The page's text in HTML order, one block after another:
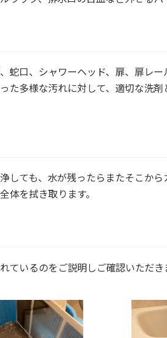
蛇口、シャワーヘッド、扉、扉レー
た多様な汚れに対して、適切な洗
しても、水が残ったらまたそこから
体を拭き取ります。
ているのをご説明しご確認いただき